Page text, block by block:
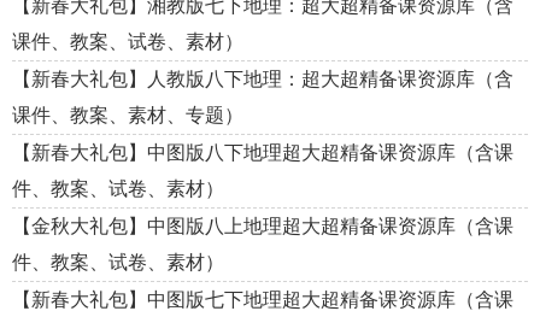
【新春大礼包】湘教版七下地理：超大超精备课资源库（含
课件、教案、试卷、素材）
【新春大礼包】人教版八下地理：超大超精备课资源库（含
课件、教案、素材、专题）
【新春大礼包】中图版八下地理超大超精备课资源库（含课
件、教案、试卷、素材）
【金秋大礼包】中图版八上地理超大超精备课资源库（含课
件、教案、试卷、素材）
【新春大礼包】中图版七下地理超大超精备课资源库（含课